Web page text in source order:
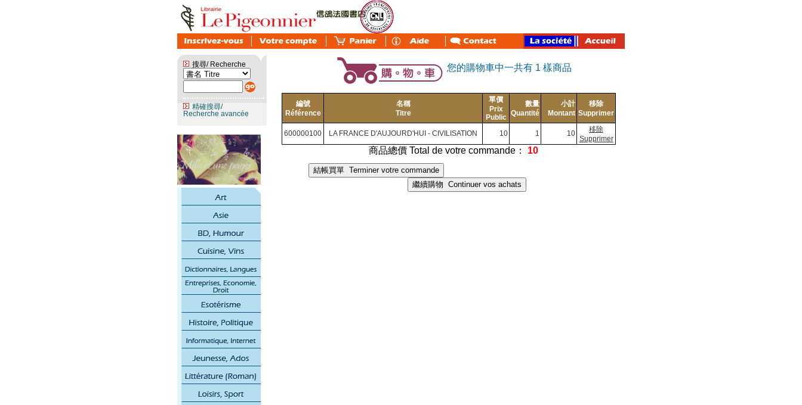
搜尋/ Recherche
精確搜尋/
Recherche avancée
您的購物車中一共有 1 樣商品
編號
Référence
名稱
Titre
單價
Prix
Public
數量
Quantité
小計
Montant
移除
Supprimer
600000100 LA FRANCE D'AUJOURD'HUI - CIVILISATION 10 1 10
移除
Supprimer
商品總價 Total de votre commande： 10